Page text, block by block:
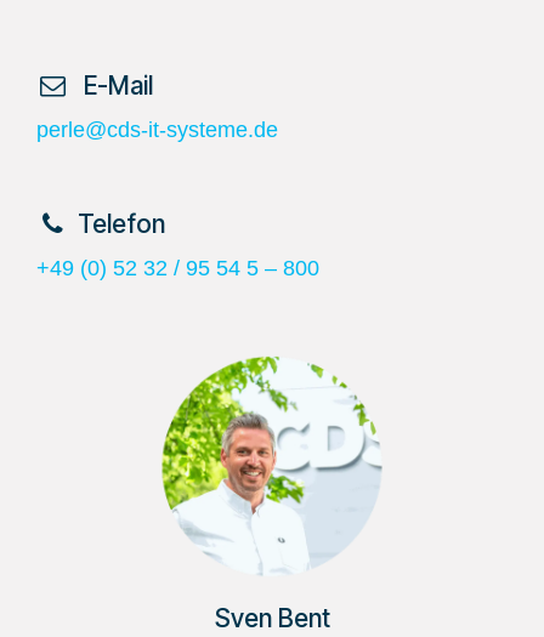
​ E-Mail
perle@cds-it-systeme.de
​Telefon
+49 (0) 52 32 / 95 54 5 – 800
Sven Bent